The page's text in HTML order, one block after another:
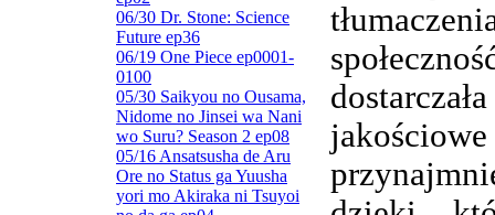
06/30 Dr. Stone: Science
Future ep36
06/19 One Piece ep0001-
0100
05/30 Saikyou no Ousama,
Nidome no Jinsei wa Nani
wo Suru? Season 2 ep08
05/16 Ansatsusha de Aru
Ore no Status ga Yuusha
yori mo Akiraka ni Tsuyoi